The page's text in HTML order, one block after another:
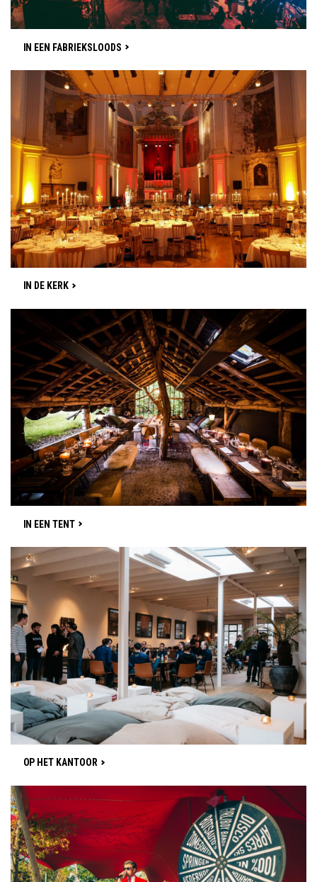
IN EEN FABRIEKSLOODS
IN DE KERK
IN EEN TENT
OP HET KANTOOR